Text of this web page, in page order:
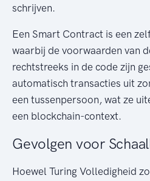
schrijven.
Een Smart Contract is een
waarbij de voorwaarden van
rechtstreeks in de code zijn
automatisch transacties uit
een tussenpersoon, wat ze
een blockchain-context.
Gevolgen voor
Hoewel Turing Volledigheid